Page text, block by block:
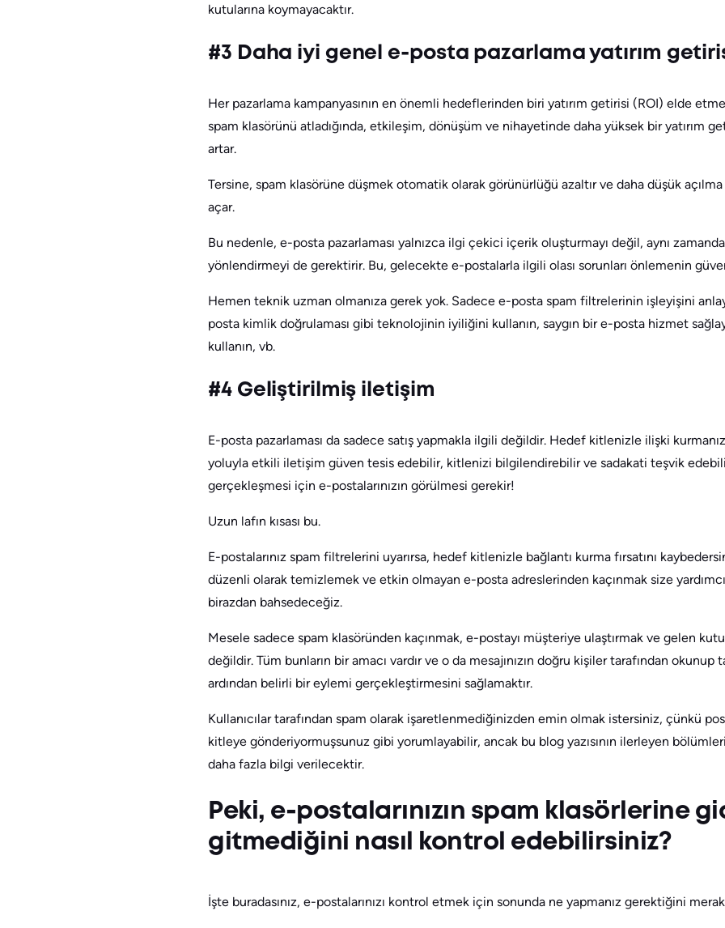
kutularına koymayacaktır.
#3 Daha iyi genel e-posta pazarlama yatırım
Her pazarlama kampanyasının en önemli hedeflerinden biri yatırım getirisi (ROI) elde
spam klasörünü atladığında, etkileşim, dönüşüm ve nihayetinde daha yüksek bir yatırım
artar.
Tersine, spam klasörüne düşmek otomatik olarak görünürlüğü azaltır ve daha düşük açılma
açar.
Bu nedenle, e-posta pazarlaması yalnızca ilgi çekici içerik oluşturmayı değil, aynı
yönlendirmeyi de gerektirir. Bu, gelecekte e-postalarla ilgili olası sorunları önlemenin
Hemen teknik uzman olmanıza gerek yok. Sadece e-posta spam filtrelerinin işleyişini
posta kimlik doğrulaması gibi teknolojinin iyiliğini kullanın, saygın bir e-posta hizmet
kullanın, vb.
#4 Geliştirilmiş iletişim
E-posta pazarlaması da sadece satış yapmakla ilgili değildir. Hedef kitlenizle ilişki
yoluyla etkili iletişim güven tesis edebilir, kitlenizi bilgilendirebilir ve sadakati teşvik
gerçekleşmesi için e-postalarınızın görülmesi gerekir!
Uzun lafın kısası bu.
E-postalarınız spam filtrelerini uyarırsa, hedef kitlenizle bağlantı kurma fırsatını
düzenli olarak temizlemek ve etkin olmayan e-posta adreslerinden kaçınmak size
birazdan bahsedeceğiz.
Mesele sadece spam klasöründen kaçınmak, e-postayı müşteriye ulaştırmak ve gelen
değildir. Tüm bunların bir amacı vardır ve o da mesajınızın doğru kişiler tarafından
ardından belirli bir eylemi gerçekleştirmesini sağlamaktır.
Kullanıcılar tarafından spam olarak işaretlenmediğinizden emin olmak istersiniz, çünkü
kitleye gönderiyormuşsunuz gibi yorumlayabilir, ancak bu blog yazısının ilerleyen
daha fazla bilgi verilecektir.
Peki, e-postalarınızın spam klasörlerine
gitmediğini nasıl kontrol edebilirsiniz?
İşte buradasınız, e-postalarınızı kontrol etmek için sonunda ne yapmanız gerektiğini